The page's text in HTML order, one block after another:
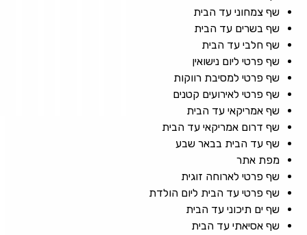
שף צמחוני עד הבית
שף בשרים עד הבית
שף חלבי עד הבית
שף פרטי ליום נישואין
שף פרטי למסיבת רווקות
שף פרטי לאירועים קטנים
שף אמריקאי עד הבית
שף דרום אמריקאי עד הבית
שף עד הבית בבאר שבע
מפת אתר
שף פרטי לארוחה זוגית
שף פרטי עד הבית ליום הולדת
שף ים תיכוני עד הבית
שף אסיאתי עד הבית